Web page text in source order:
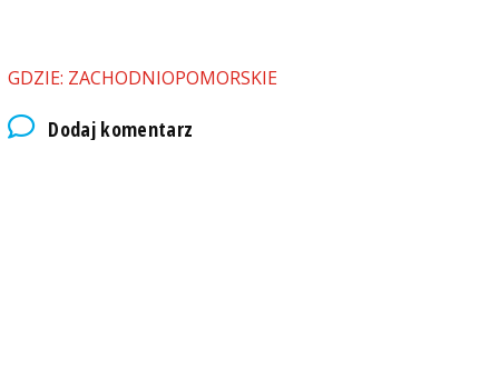
GDZIE: ZACHODNIOPOMORSKIE
Dodaj komentarz